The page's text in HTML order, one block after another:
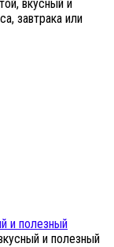
вкусный и
завтрака или
и полезный
и полезный